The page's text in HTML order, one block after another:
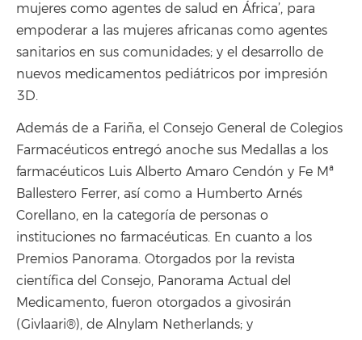
mujeres como agentes de salud en África’, para
empoderar a las mujeres africanas como agentes
sanitarios en sus comunidades; y el desarrollo de
nuevos medicamentos pediátricos por impresión
3D.
Además de a Fariña, el Consejo General de Colegios
Farmacéuticos entregó anoche sus Medallas a los
farmacéuticos Luis Alberto Amaro Cendón y Fe Mª
Ballestero Ferrer, así como a Humberto Arnés
Corellano, en la categoría de personas o
instituciones no farmacéuticas. En cuanto a los
Premios Panorama. Otorgados por la revista
científica del Consejo, Panorama Actual del
Medicamento, fueron otorgados a givosirán
(Givlaari®), de Alnylam Netherlands; y